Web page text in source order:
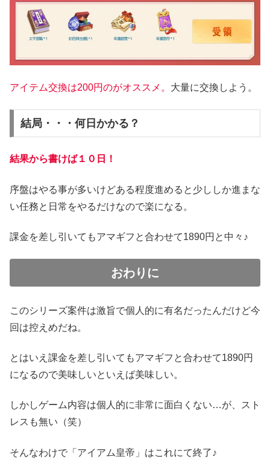
アイテム交換は200円のがオススメ。 大量に交換しよう。
結局・・・何日かかる？
結果から書けば１０日！
序盤はやる事が多いけどある程度進めると少ししか進まな
い任務と日常をやるだけなので楽になる。
課金を差し引いてもアマギフと合わせて1890円と中々♪
おわりに
このシリーズ案件は激旨で個人的に有名だったんだけど今
回は控えめだね。
とはいえ課金を差し引いてもアマギフと合わせて1890円
になるので美味しいといえば美味しい。
しかしゲーム内容は個人的に非常に面白くない…が、スト
レスも無い（笑）
そんなわけで「アイアム皇帝」はこれにて終了♪